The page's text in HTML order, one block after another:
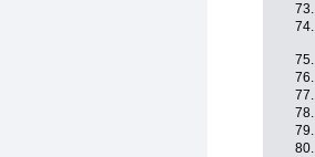
73.
74.
75.
76.
77.
78.
79.
80.